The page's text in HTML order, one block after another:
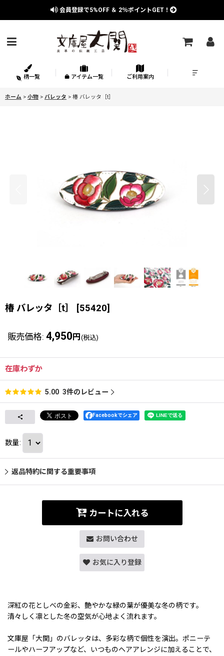
会員登録で5%OFF ＆ 2％ポイントGET！
柄一覧 アイテム一覧 ご利用案内
ホーム > 小物 > バレッタ > 椿 バレッタ［t］
椿 バレッタ［t］ [55420]
販売価格: 4,950 円 (税込)
在庫わずか
5.00 3件のレビュー
Facebookでシェア
数量:
返品特約に関する重要事項
カートに入れる
お問い合わせ
お気に入り登録
深紅の花としべの金彩、艶やかな緑の葉が優美な冬の柄です。
清々しく凛とした冬の空気が心地よく流れます。
文庫屋「大関」のバレッタは、多彩な柄で個性を演出。ポニーテ
ールやハーフアップなど、いつものヘアアレンジに加えることで、